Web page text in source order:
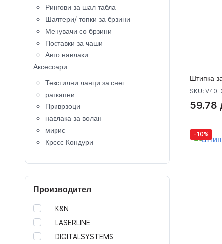
Рингови за шал табла
Шалтери/ топки за брзини
Менувачи со брзини
Поставки за чаши
Авто навлаки
Аксесоари
Текстилни ланци за снег
раткапни
Приврзоци
навлака за волан
мирис
Кросс Кондури
копче за клучеви
Капачки за вентили
Калобрани
кровни носачи
Багажници за велосипеди
Кровни куфери
Производител
K&N
LASERLINE
DIGITALSYSTEMS
Штипка
SKU: V40-
59.78
-10%